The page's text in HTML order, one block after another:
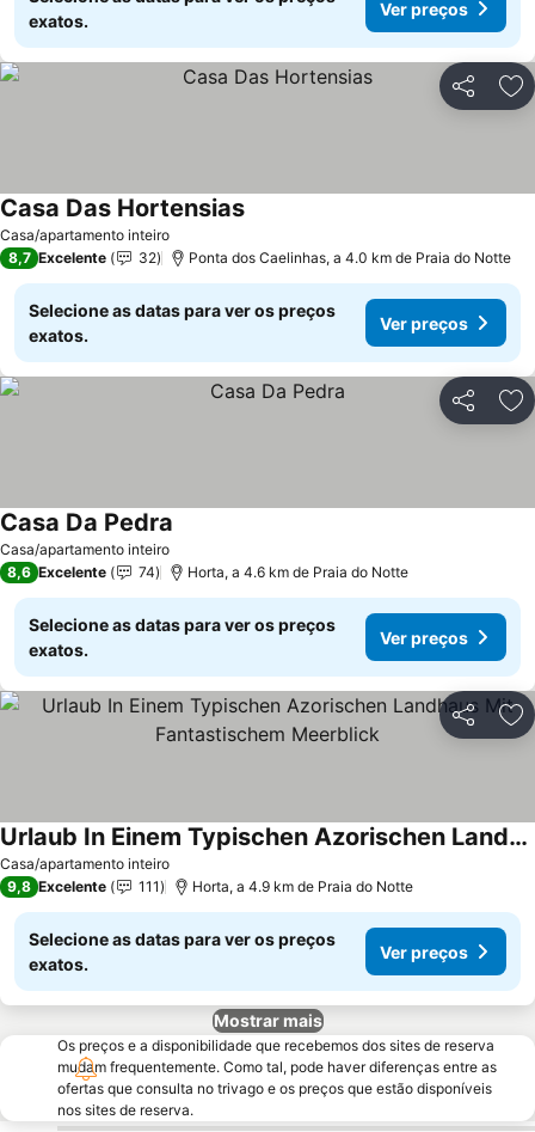
exatos.
Ver preços
Partilhar
Casa/apartamento inteiro
Casa Das Hortensias
8,7 Excelente 32 Ponta dos Caelinhas, a 4.0 km de Praia do Notte
Selecione as datas para ver os preços
exatos.
Ver preços
Partilhar
Casa/apartamento inteiro
Casa Da Pedra
8,6 Excelente 74 Horta, a 4.6 km de Praia do Notte
Selecione as datas para ver os preços
exatos.
Ver preços
Partilhar
Casa/apartamento inteiro
Urlaub In Einem Typischen Azorischen Landhaus Mit Fantastischem Meerblick
9,8 Excelente 111 Horta, a 4.9 km de Praia do Notte
Selecione as datas para ver os preços
exatos.
Ver preços
Mostrar mais
Os preços e a disponibilidade que recebemos dos sites de reserva
mudam frequentemente. Como tal, pode haver diferenças entre as
ofertas que consulta no trivago e os preços que estão disponíveis
nos sites de reserva.